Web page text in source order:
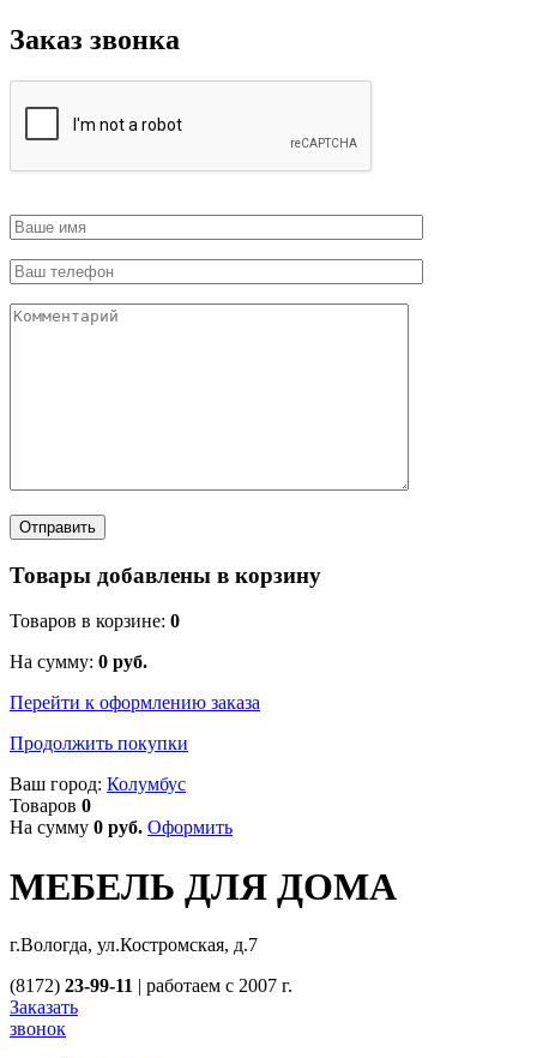
Заказ звонка
Товары добавлены в корзину
Товаров в корзине: 0
На сумму: 0 руб.
Перейти к оформлению заказа
Продолжить покупки
Ваш город: Колумбус
Товаров 0
На сумму 0 руб. Оформить
МЕБЕЛЬ ДЛЯ ДОМА
г.Вологда, ул.Костромская, д.7
(8172) 23-99-11 | работаем с 2007 г.
Заказать
звонок